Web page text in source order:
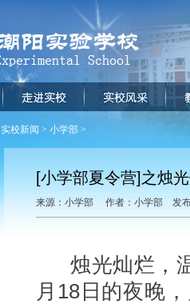
实校新闻 > 小学部 >
[小学部夏令营]之烛
来源：小学部 作者：小学部 发
烛光灿烂，
月18日的夜晚